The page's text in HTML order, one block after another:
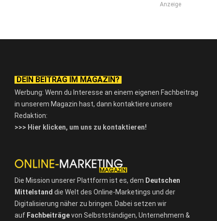
Anzeige
DEIN BEITRAG IM MAGAZIN?
Werbung: Wenn du Interesse an einem eigenen Fachbeitrag
in unserem Magazin hast, dann kontaktiere unsere
Redaktion:
>>> Hier klicken, um uns zu kontaktieren!
Die Mission unserer Plattform ist es, dem Deutschen
Mittelstand die Welt des Online-Marketings und der
Digitalisierung näher zu bringen. Dabei setzen wir
auf Fachbeiträgevon Selbstständigen, Unternehmern &